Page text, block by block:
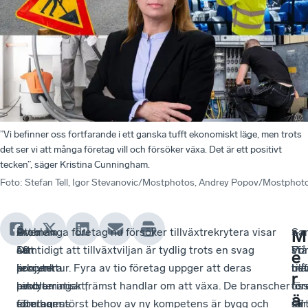
”Vi befinner oss fortfarande i ett ganska tufft ekonomiskt läge, men trots
det ser vi att många företag vill och försöker växa. Det är ett positivt
tecken”, säger Kristina Cunningham.
Foto: Stefan Tell, Igor Stevanovic/Mostphotos, Andrey Popov/
Problem
att
rekrytera
hindrar
företagens
Över
40
procent
av
företag
–
Det
är
problematiskt,
eftersom
Att många företag nu försöker tillväxtrekrytera visar
samtidigt att tillväxtviljan är tydlig trots en svag
konjunktur. Fyra av tio företag uppger att deras
rekryteringar främst handlar om att växa. De branscher
som har störst behov av ny kompetens är bygg och
–
Vi
oss
M
e
r
ä
för
47
–
För